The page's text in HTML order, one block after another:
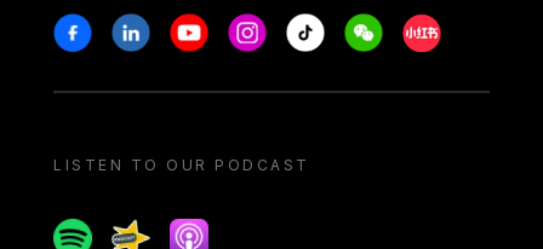
Stay in touch
FacebookLinkedinYoutubeInstagram
Tiktok WeechatXiaohongshu/
LISTEN TO OUR PODCAST
SpotifySpreakerApple podcast